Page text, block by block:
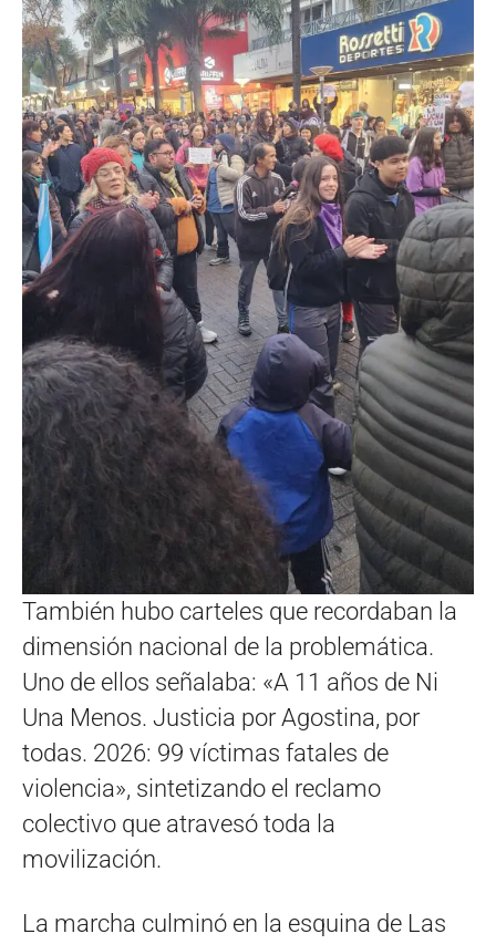
También hubo carteles que recordaban la
dimensión nacional de la problemática.
Uno de ellos señalaba: «A 11 años de Ni
Una Menos. Justicia por Agostina, por
todas. 2026: 99 víctimas fatales de
violencia», sintetizando el reclamo
colectivo que atravesó toda la
movilización.
La marcha culminó en la esquina de Las